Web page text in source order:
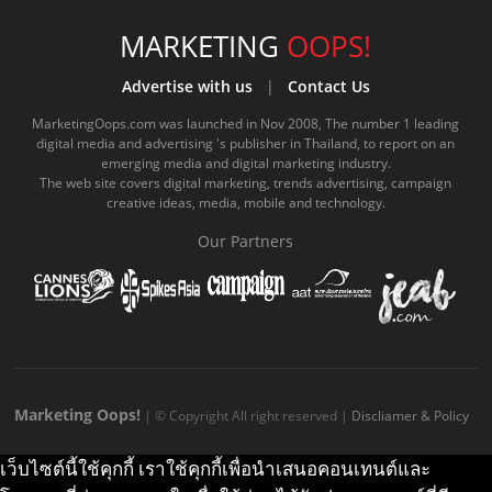
e
b
o
o
k
c
o
t
u
b
e
.
o
o
m
e
m
e
t
a
g
r
a
.
t
o
k
.
c
m
MARKETING OOPS!
Advertise with us| Contact Us
MarketingOops.com was launched in Nov 2008, The number 1 leading
digital media and advertising 's publisher in Thailand, to report on an
emerging media and digital marketing industry.
The web site covers digital marketing, trends advertising, campaign
creative ideas, media, mobile and technology.
Our Partners
Marketing Oops! | © Copyright All right reserved | Discliamer & Policy
เว็บไซต์นี้ใช้คุกกี้ เราใช้คุกกี้เพื่อนำเสนอคอนเทนต์และ